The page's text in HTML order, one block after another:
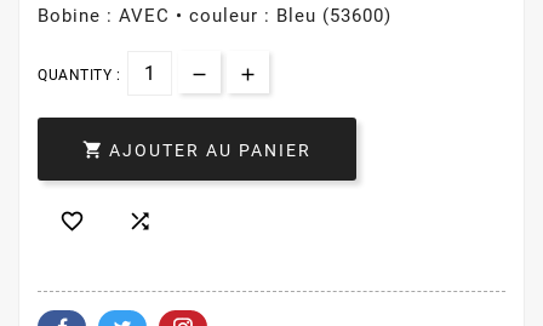
Bobine : AVEC • couleur : Bleu (53600)
QUANTITY :
 AJOUTER AU PANIER
 